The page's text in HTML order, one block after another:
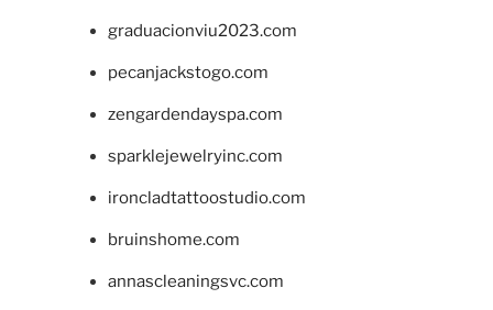
graduacionviu2023.com
pecanjackstogo.com
zengardendayspa.com
sparklejewelryinc.com
ironcladtattoostudio.com
bruinshome.com
annascleaningsvc.com